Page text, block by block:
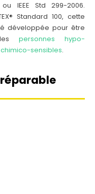
ou IEEE Std 299-2006.
Standard 100, cette
développée pour être
personnes hypo-
sensibles.